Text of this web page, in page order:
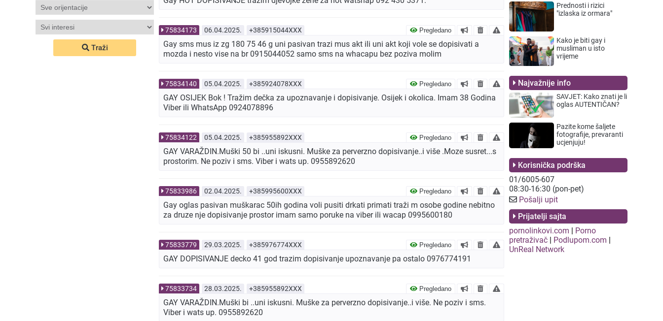
Traži
75834173 06.04.2025. +385915044XXX Pregledano
Gay sms mus iz zg 180 75 46 g uni pasivan trazi mus akt ili uni akt koji vole se dopisivati a
mozda i nesto vise na br 0915044052 samo sms na whacapu bez poziva molim
75834140 05.04.2025. +385924078XXX Pregledano
GAY OSIJEK Bok ! Tražim dečka za upoznavanje i dopisivanje. Osijek i okolica. Imam 38 Godina
Viber ili WhatsApp 0924078896
75834122 05.04.2025. +385955892XXX Pregledano
GAY VARAŽDIN.Muški 50 bi ..uni iskusni. Muške za perverzno dopisivanje..i više .Moze susret...s
prostorim. Ne poziv i sms. Viber i wats up. 0955892620
75833986 02.04.2025. +385995600XXX Pregledano
Gay oglas pasivan muškarac 50ih godina voli pusiti drkati primati traži m osobe godine nebitno
za druze nje dopisivanje prostor imam samo poruke na viber ili wacap 0995600180
75833779 29.03.2025. +385976774XXX Pregledano
GAY DOPISIVANJE decko 41 god trazim dopisivanje upoznavanje pa ostalo 0976774191
75833734 28.03.2025. +385955892XXX Pregledano
GAY VARAŽDIN.Muški bi ..uni iskusni. Muške za perverzno dopisivanje..i više. Ne poziv i sms.
Viber i wats up. 0955892620
Prednosti i rizici
"izlaska iz ormara"
Kako je biti gay i
musliman u isto
vrijeme
Najvažnije info
SAVJET: Kako znati je li
oglas AUTENTIČAN?
Pazite kome šaljete
fotografije, prevaranti
ucjenjuju!
Korisnička podrška
01/6005-607
08:30-16:30 (pon-pet)
Pošalji upit
Prijatelji sajta
pornolinkovi.com | Porno
pretraživač | Podlupom.com |
UnReal Network